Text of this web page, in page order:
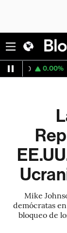
Apple
Mike
demócratas
bloqueo de